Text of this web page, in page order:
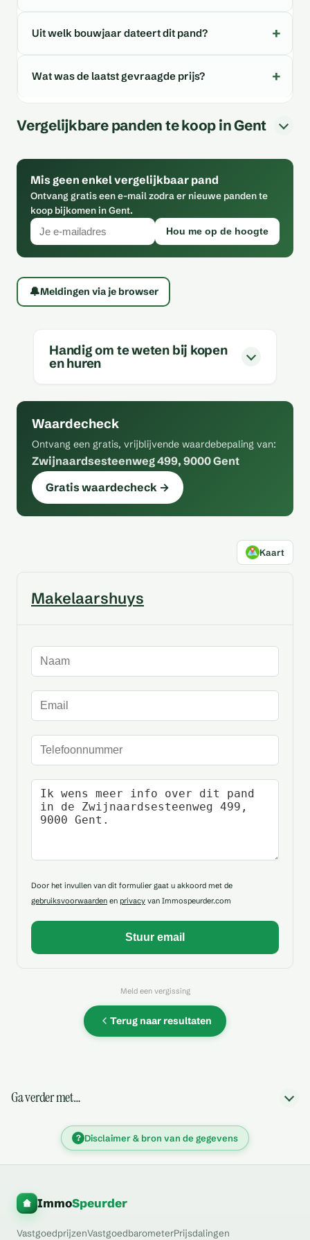
Uit welk bouwjaar dateert dit pand?
Wat was de laatst gevraagde prijs?
Vergelijkbare panden te koop in Gent
Mis geen enkel vergelijkbaar pand
Ontvang gratis een e-mail zodra er nieuwe panden te
koop bijkomen in Gent.
Hou me op de hoogte
🔔Meldingen via je browser
Handig om te weten bij kopen
en huren
Waardecheck
Ontvang een gratis, vrijblijvende waardebepaling van:
Zwijnaardsesteenweg 499, 9000 Gent
Gratis waardecheck →
Kaart
Makelaarshuys
Naam
E-mailadres
Telefoonnummer
Uw bericht
Door het invullen van dit formulier gaat u akkoord met de
gebruiksvoorwaarden en privacy van Immospeurder.com
Meld een vergissing
Terug naar resultaten
Ga verder met…
? Disclaimer & bron van de gegevens
ImmoSpeurder
VastgoedprijzenVastgoedbarometerPrijsdalingen